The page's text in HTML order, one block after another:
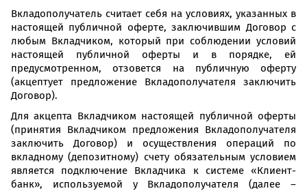
Вкладополучатель считает себя на условиях, указанных в
настоящей публичной оферте, заключившим Договор с
любым Вкладчиком, который при соблюдении условий
настоящей публичной оферты и в порядке, ей
предусмотренном, отзовется на публичную оферту
(акцептует предложение Вкладополучателя заключить
Договор).
Для акцепта Вкладчиком настоящей публичной оферты
(принятия Вкладчиком предложения Вкладополучателя
заключить Договор) и осуществления операций по
вкладному (депозитному) счету обязательным условием
является подключение Вкладчика к системе «Клиент-
банк», используемой у Вкладополучателя (далее –